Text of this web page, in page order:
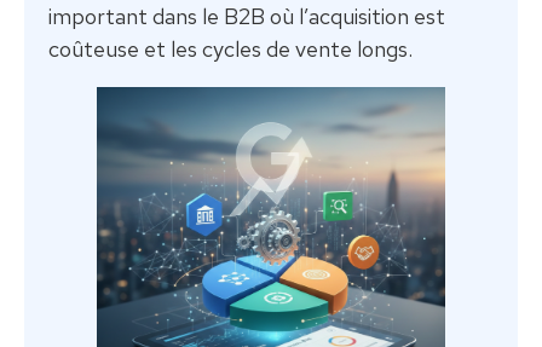
important dans le B2B où l’acquisition est
coûteuse et les cycles de vente longs.